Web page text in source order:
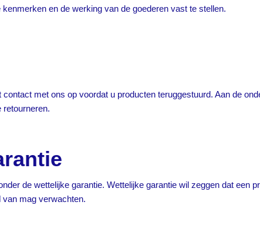
en de werking van de goederen vast te stellen.
met ons op voordat u producten teruggestuurd. Aan de
retourneren.
de wettelijke garantie. Wettelijke garantie wil zeggen dat een
van mag verwachten.